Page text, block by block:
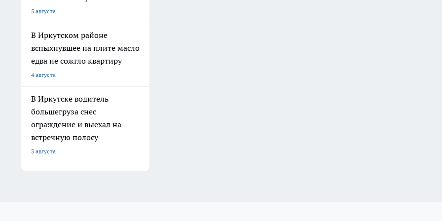
5 августа
В Иркутском районе
вспыхнувшее на плите масло
едва не сожгло квартиру
4 августа
В Иркутске водитель
большегруза снес
ограждение и выехал на
встречную полосу
3 августа